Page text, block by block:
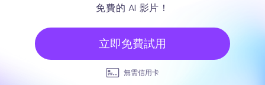
免費的 AI 影片！
立即免費試用
無需信用卡